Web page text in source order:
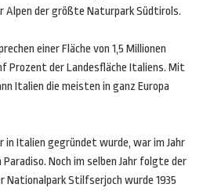
Alpen der größte Naturpark Südtirols.
einer Fläche von 1,5 Millionen
Prozent der Landesfläche Italiens. Mit
Italien die meisten in ganz Europa
in Italien gegründet wurde, war im Jahr
Paradiso. Noch im selben Jahr folgte der
Nationalpark Stilfserjoch wurde 1935